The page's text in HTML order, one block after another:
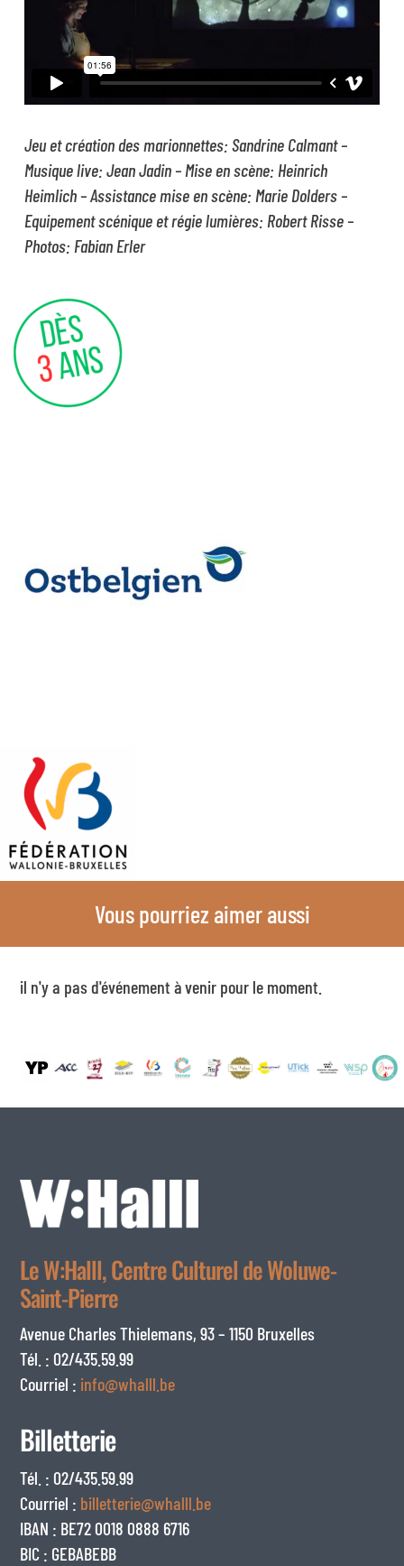
Jeu et création des marionnettes: Sandrine Calmant –
Musique live: Jean Jadin – Mise en scène: Heinrich
Heimlich – Assistance mise en scène: Marie Dolders –
Equipement scénique et régie lumières: Robert Risse –
Photos: Fabian Erler
Vous pourriez aimer aussi
il n'y a pas d'événement à venir pour le moment.
Le W:Halll, Centre Culturel de Woluwe-
Saint-Pierre
Avenue Charles Thielemans, 93 – 1150 Bruxelles
Tél. : 02/435.59.99
Courriel : info@whalll.be
Billetterie
Tél. : 02/435.59.99
Courriel : billetterie@whalll.be
IBAN : BE72 0018 0888 6716
BIC : GEBABEBB